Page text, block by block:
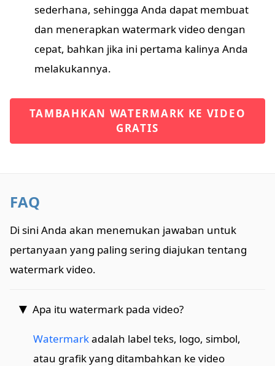
sederhana, sehingga Anda dapat membuat
dan menerapkan watermark video dengan
cepat, bahkan jika ini pertama kalinya Anda
melakukannya.
TAMBAHKAN WATERMARK KE VIDEO
GRATIS
FAQ
Di sini Anda akan menemukan jawaban untuk
pertanyaan yang paling sering diajukan tentang
watermark video.
Apa itu watermark pada video?
Watermarkadalah label teks, logo, simbol,
atau grafik yang ditambahkan ke video